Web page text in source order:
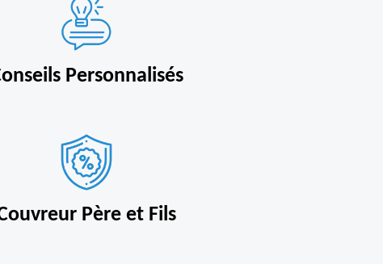
Personnalisés
Père et Fils